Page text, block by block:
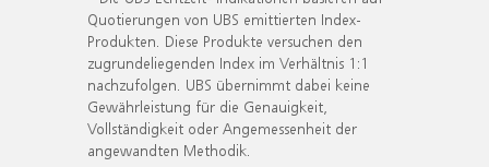
Quotierungen von UBS emittierten Index-
Produkten. Diese Produkte versuchen den
zugrundeliegenden Index im Verhältnis 1:1
nachzufolgen. UBS übernimmt dabei keine
Gewährleistung für die Genauigkeit,
Vollständigkeit oder Angemessenheit der
angewandten Methodik.